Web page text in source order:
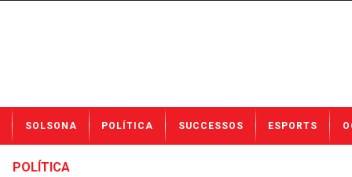
t
SOLSONA POLÍTICA SUCCESSOS ESPORTS
POLÍTICA